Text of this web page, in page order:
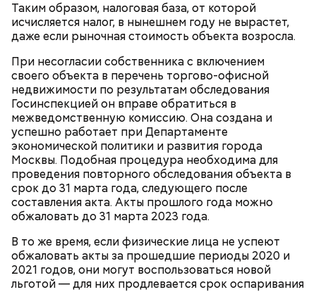
Таким образом, налоговая база, от которой
исчисляется налог, в нынешнем году не вырастет,
даже если рыночная стоимость объекта возросла.
При несогласии собственника с включением
своего объекта в перечень торгово-офисной
недвижимости по результатам обследования
Госинспекцией он вправе обратиться в
межведомственную комиссию. Она создана и
успешно работает при Департаменте
экономической политики и развития города
Москвы. Подобная процедура необходима для
проведения повторного обследования объекта в
срок до 31 марта года, следующего после
составления акта. Акты прошлого года можно
обжаловать до 31 марта 2023 года.
В то же время, если физические лица не успеют
обжаловать акты за прошедшие периоды 2020 и
2021 годов, они могут воспользоваться новой
льготой — для них продлевается срок оспаривания
Поляков предупредил: не стоит собирать грибы у
обочин дорог или рядом с промышленными
предприятиями, так как они могут накапливать в
Вернет молодость и снизит
рассказала о пользе черники
— Лисички можно употреблять в различном виде:
жареном, вареном, тушеном, сушеном и соленом.
Однако с точки зрения пользы лучше отдать
предпочтение маринованным, соленым и тушеным
вариациям, — посоветовал эндокринолог.
«Новым рекордам — быть»: как
активность Эль-Ниньо может
отразиться на предстоящем лете
в России
По его словам, молния может распасться, улететь
или просто погаснуть. Однако есть риск, что она
может и взорваться.
Одним из запоминающихся событий того периода
— Электричества нет. Но есть электростанция. И
секретарь партийной организации сжалился и
выделил нам цветной телевизор. И мы вечером
смогли посмотреть матч, — вспоминает он.